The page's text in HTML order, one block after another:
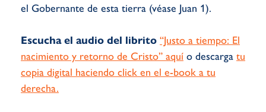
el Gobernante de esta tierra (véase Juan 1).
Escucha el audio del librito “Justo a tiempo: El
nacimiento y retorno de Cristo” aquí o descarga tu
copia digital haciendo click en el e-book a tu
derecha.